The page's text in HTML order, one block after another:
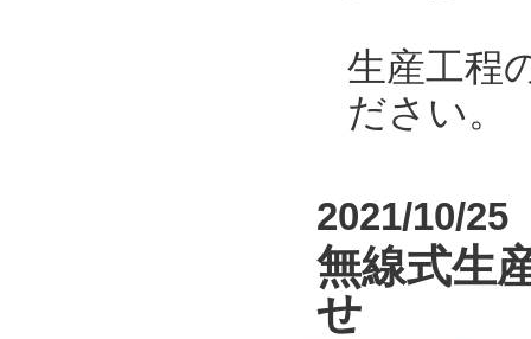
生産工程
ださい。
2021/10/25
無線式生
せ